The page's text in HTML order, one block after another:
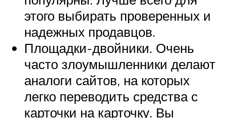
этого выбирать проверенных и
надежных продавцов.
Площадки-двойники. Очень
часто злоумышленники делают
аналоги сайтов, на которых
легко переводить средства с
карточки на карточку. Вы